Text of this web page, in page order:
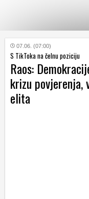
KATEGORIJE
HRVATSKI
WEB
07.06. (07:00)
S TikToka na čelnu poziciju
Raos:
krizu povjerenja,
elita